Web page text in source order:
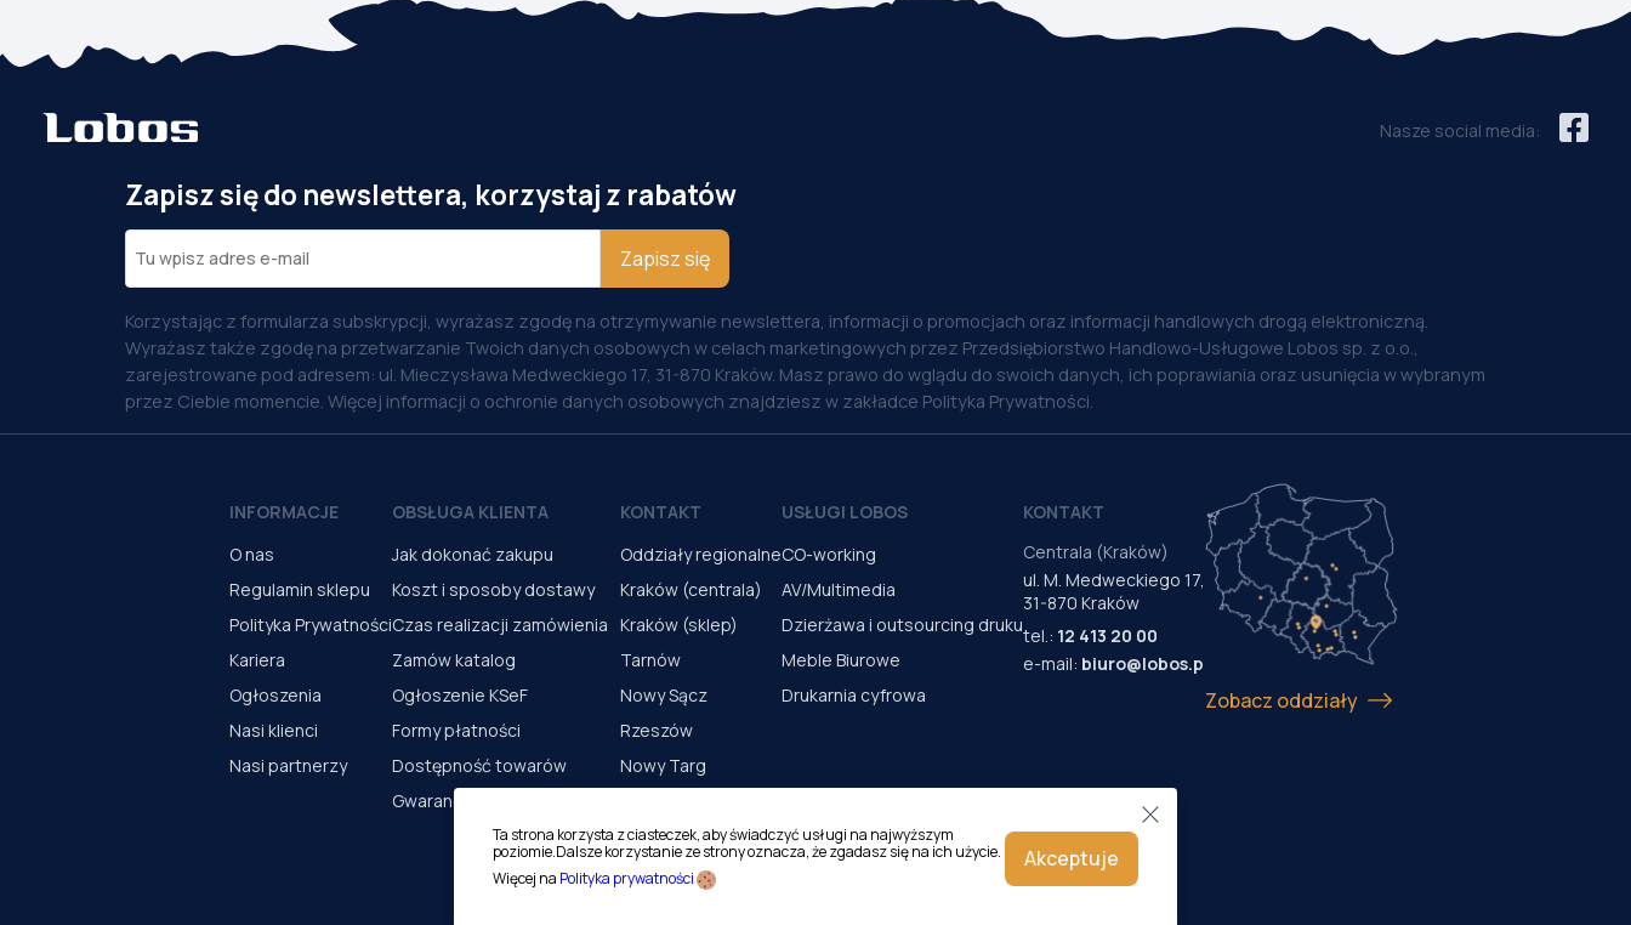
Nasze social media:
Zapisz się do newslettera, korzystaj z rabatów
Zapisz się
Korzystając z formularza subskrypcji, wyrażasz zgodę na otrzymywanie newslettera, informacji o promocjach oraz informacji handlowych drogą elektroniczną.
Wyrażasz także zgodę na przetwarzanie Twoich danych osobowych w celach marketingowych przez Przedsiębiorstwo Handlowo-Usługowe Lobos sp. z o.o.,
zarejestrowane pod adresem: ul. Mieczysława Medweckiego 17, 31-870 Kraków. Masz prawo do wglądu do swoich danych, ich poprawiania oraz usunięcia w wybranym
przez Ciebie momencie. Więcej informacji o ochronie danych osobowych znajdziesz w zakładce Polityka Prywatności.
INFORMACJE
O nas
Regulamin sklepu
Polityka Prywatności
Kariera
Ogłoszenia
Nasi klienci
Nasi partnerzy
OBSŁUGA KLIENTA
Jak dokonać zakupu
Koszt i sposoby dostawy
Czas realizacji zamówienia
Zamów katalog
Ogłoszenie KSeF
Formy płatności
Dostępność towarów
Gwarancja i serwis urządzeń
KONTAKT
Oddziały regionalne
Kraków (centrala)
Kraków (sklep)
Tarnów
Nowy Sącz
Rzeszów
Nowy Targ
Katowice
Magazyn Kraków
USŁUGI LOBOS
CO-working
AV/Multimedia
Dzierżawa i outsourcing druku
Meble Biurowe
Drukarnia cyfrowa
KONTAKT
Centrala (Kraków)
ul. M. Medweckiego 17,
31-870 Kraków
tel.: 12 413 20 00
e-mail: biuro@lobos.pl
Zobacz oddziały
Ta strona korzysta z ciasteczek, aby świadczyć usługi na najwyższym
poziomie.Dalsze korzystanie ze strony oznacza, że zgadasz się na ich użycie.
Więcej na Polityka prywatności
Akceptuje